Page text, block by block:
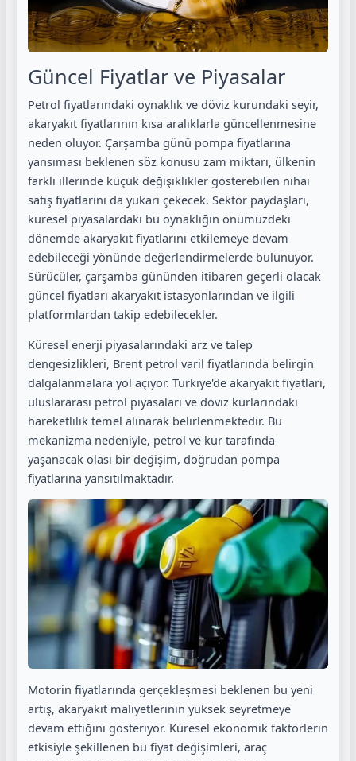
Güncel Fiyatlar ve Piyasalar
Petrol fiyatlarındaki oynaklık ve döviz kurundaki seyir,
akaryakıt fiyatlarının kısa aralıklarla güncellenmesine
neden oluyor. Çarşamba günü pompa fiyatlarına
yansıması beklenen söz konusu zam miktarı, ülkenin
farklı illerinde küçük değişiklikler gösterebilen nihai
satış fiyatlarını da yukarı çekecek. Sektör paydaşları,
küresel piyasalardaki bu oynaklığın önümüzdeki
dönemde akaryakıt fiyatlarını etkilemeye devam
edebileceği yönünde değerlendirmelerde bulunuyor.
Sürücüler, çarşamba gününden itibaren geçerli olacak
güncel fiyatları akaryakıt istasyonlarından ve ilgili
platformlardan takip edebilecekler.
Küresel enerji piyasalarındaki arz ve talep
dengesizlikleri, Brent petrol varil fiyatlarında belirgin
dalgalanmalara yol açıyor. Türkiye'de akaryakıt fiyatları,
uluslararası petrol piyasaları ve döviz kurlarındaki
hareketlilik temel alınarak belirlenmektedir. Bu
mekanizma nedeniyle, petrol ve kur tarafında
yaşanacak olası bir değişim, doğrudan pompa
fiyatlarına yansıtılmaktadır.
Motorin fiyatlarında gerçekleşmesi beklenen bu yeni
artış, akaryakıt maliyetlerinin yüksek seyretmeye
devam ettiğini gösteriyor. Küresel ekonomik faktörlerin
etkisiyle şekillenen bu fiyat değişimleri, araç